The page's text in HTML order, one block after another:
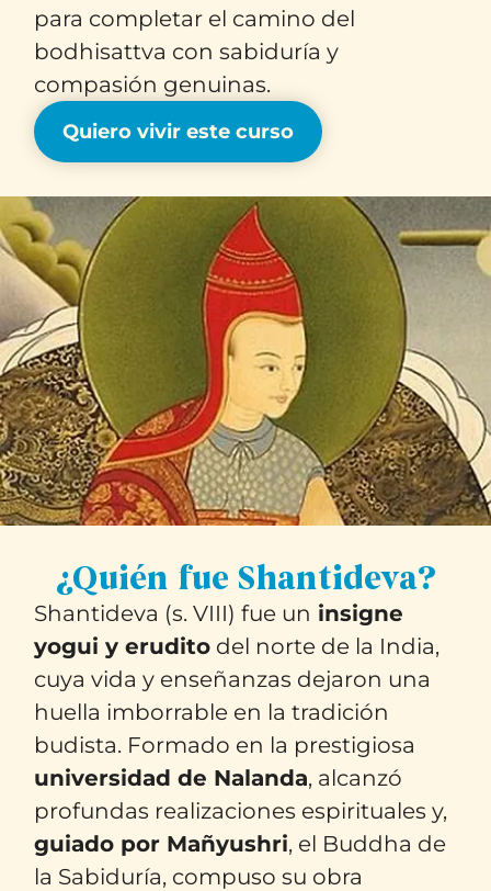
para completar el camino del
bodhisattva con sabiduría y
compasión genuinas.
Quiero vivir este curso
¿Quién fue Shantideva?
Shantideva (s. VIII) fue un insigne
yogui y erudito del norte de la India,
cuya vida y enseñanzas dejaron una
huella imborrable en la tradición
budista. Formado en la prestigiosa
universidad de Nalanda, alcanzó
profundas realizaciones espirituales y,
guiado por Mañyushri, el Buddha de
la Sabiduría, compuso su obra